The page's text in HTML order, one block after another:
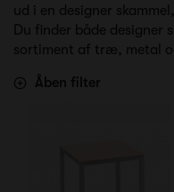
ud i en designer
Du finder både designer
sortiment af træ, metal
Åben filter